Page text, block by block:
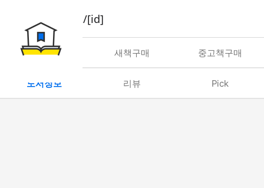
book/rent/[id]
대여 새책구매 중고책구매
도서정보 리뷰 Pick